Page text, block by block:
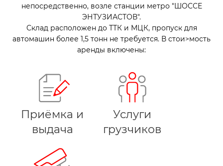
непосредственно, возле станции метро "ШОССЕ
ЭНТУЗИАСТОВ".
Склад расположен до ТТК и МЦК, пропуск для
автомашин более 1,5 тонн не требуется. В стои>мость
аренды включены:
Приёмка и
выдача
Услуги
грузчиков